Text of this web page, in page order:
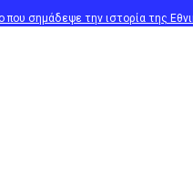
σημάδεψε την ιστορία της